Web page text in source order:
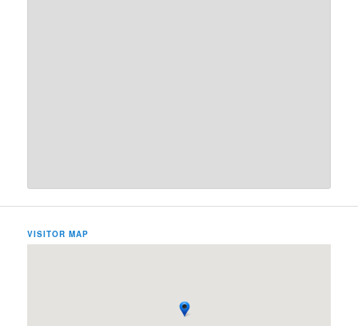
VISITOR MAP